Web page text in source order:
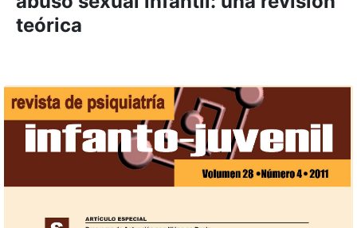
teórica